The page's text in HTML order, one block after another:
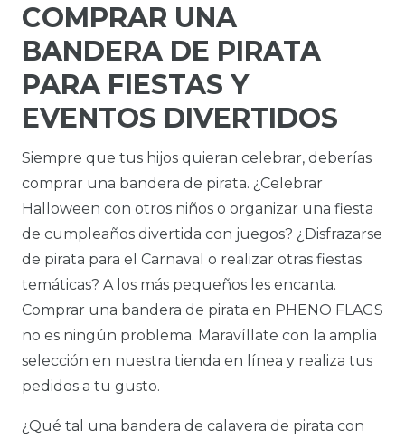
COMPRAR UNA
BANDERA DE PIRATA
PARA FIESTAS Y
EVENTOS DIVERTIDOS
Siempre que tus hijos quieran celebrar, deberías
comprar una bandera de pirata. ¿Celebrar
Halloween con otros niños o organizar una fiesta
de cumpleaños divertida con juegos? ¿Disfrazarse
de pirata para el Carnaval o realizar otras fiestas
temáticas? A los más pequeños les encanta.
Comprar una bandera de pirata en PHENO FLAGS
no es ningún problema. Maravíllate con la amplia
selección en nuestra tienda en línea y realiza tus
pedidos a tu gusto.
¿Qué tal una bandera de calavera de pirata con